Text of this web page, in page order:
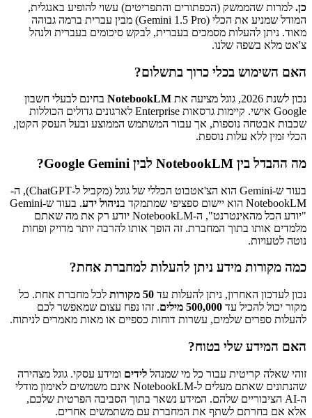
כן. למרות שהממשק (הכפתורים והתפריטים) עשוי להופיע באנגלית,
המודל שמניע את הכלי (Gemini 1.5 Pro) מבין עברית ברמה גבוהה
מאוד. ניתן להעלות מסמכים בעברית, לבקש סיכומים בעברית ולנהל
צ'אט מלא בשפה שלנו.
האם השימוש בכלי כרוך בתשלום?
נכון לשנת 2026, גוגל מציעה את NotebookLM בחינם לבעלי חשבון
Google אישי. קיימות גרסאות Enterprise לארגונים גדולים הכוללות
שכבות אבטחה נוספות, אך עבור המשתמש הממוצע ובעל העסק הקטן,
הכלי זמין ללא עלות נוספת.
מה ההבדל בין NotebookLM לבין Google Gemini?
בעוד ש-Gemini הוא הצ'אטבוט הכללי של גוגל (מקביל ל-ChatGPT), ה-
NotebookLM הוא יישום ספציפי שמתמקד ב
ניהול ידע
. בעוד ש-Gemini
"יודע הכל מהאינטרנט", ה-NotebookLM יודע רק את מה שאתם
מלמדים אותו בתוך המחברת. זה הופך אותו להרבה יותר מדויק ופחות
נוטה לטעויות.
כמה מקורות מידע ניתן להעלות למחברת אחת?
נכון לעדכון האחרון, ניתן להעלות עד 50 מקורות
לכל מחברת אחת. כל
מקור יכול להכיל עד 500,000 מילים
. זהו נפח עצום שמאפשר לכם
להעלות ספרים שלמים, עשרות דוחות כספיים או מאות מאמרים לניתוח.
האם המידע שלי בטוח?
זוהי שאלה קריטית עבור כל מי שמנהל לידים ומידע עסקי. גוגל מצהירה
שהנתונים שאתם מעלים ל-NotebookLM אינם משמשים לאימון מודלי
ה-AI הציבוריים שלהם. המידע נשאר בתוך הסביבה הפרטית שלכם,
אלא אם בחרתם לשתף את המחברת עם משתמשים אחרים.